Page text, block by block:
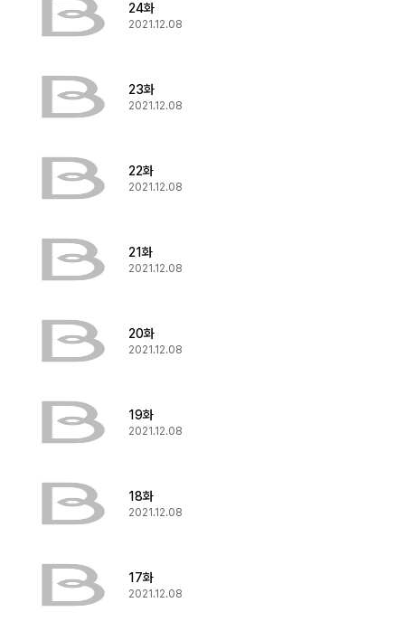
24화
2021.12.08
23화
2021.12.08
22화
2021.12.08
21화
2021.12.08
20화
2021.12.08
19화
2021.12.08
18화
2021.12.08
17화
2021.12.08